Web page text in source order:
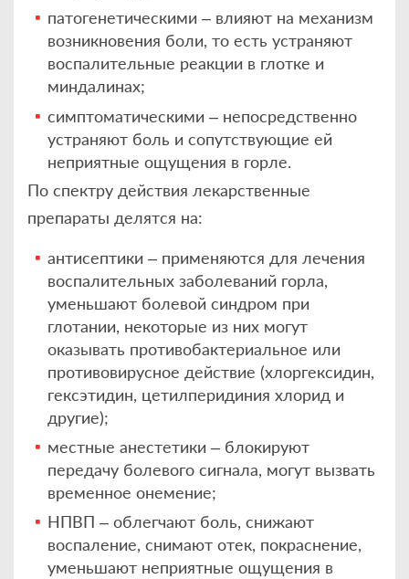
патогенетическими – влияют на механизм
возникновения боли, то есть устраняют
воспалительные реакции в глотке и
миндалинах;
симптоматическими – непосредственно
устраняют боль и сопутствующие ей
неприятные ощущения в горле.
По спектру действия лекарственные
препараты делятся на:
антисептики – применяются для лечения
воспалительных заболеваний горла,
уменьшают болевой синдром при
глотании, некоторые из них могут
оказывать противобактериальное или
противовирусное действие (хлоргексидин,
гексэтидин, цетилперидиния хлорид и
другие);
местные анестетики – блокируют
передачу болевого сигнала, могут вызвать
временное онемение;
НПВП – облегчают боль, снижают
воспаление, снимают отек, покраснение,
уменьшают неприятные ощущения в